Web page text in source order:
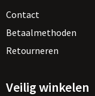
Contact
Betaalmethoden
Retourneren
Veilig winkelen